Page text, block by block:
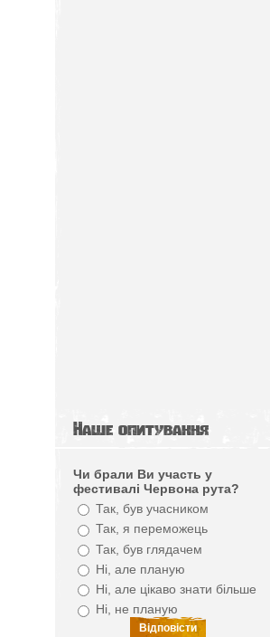
Наше опитування
Чи брали Ви участь у
фестивалі Червона рута?
Так, був учасником
Так, я переможець
Так, був глядачем
Ні, але планую
Ні, але цікаво знати більше
Ні, не планую